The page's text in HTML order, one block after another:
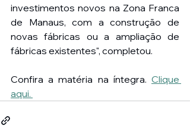
investimentos novos na Zona Franca
de Manaus, com a construção de
novas fábricas ou a ampliação de
fábricas existentes", completou.
Confira a matéria na íntegra. Clique
aqui.